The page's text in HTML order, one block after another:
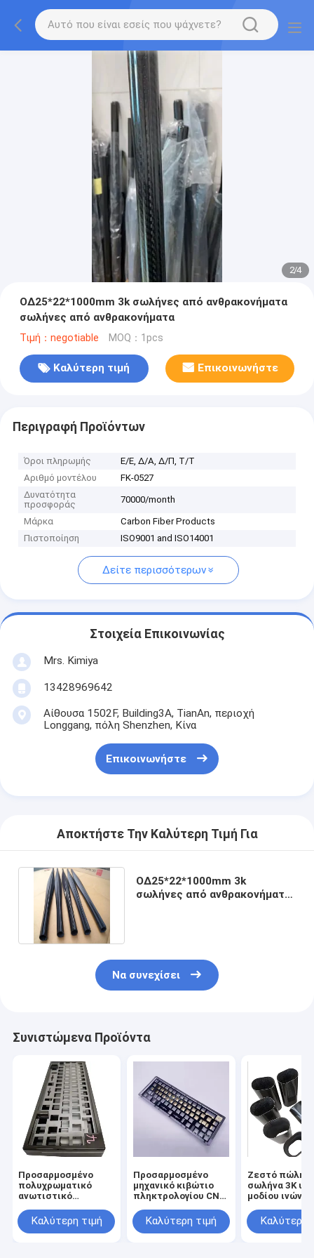
2/4
ΟΔ25*22*1000mm 3k σωλήνες από ανθρακονήματα
σωλήνες από ανθρακονήματα
Τιμή：negotiable MOQ：1pcs
Καλύτερη τιμή Επικοινωνήστε
Περιγραφή Προϊόντων
Όροι πληρωμής
Ε/Ε, Δ/Α, Δ/Π, Τ/Τ
Αριθμό μοντέλου
FK-0527
Δυνατότητα
προσφοράς
70000/month
Μάρκα
Carbon Fiber Products
Πιστοποίηση
ISO9001 and ISO14001
Δείτε περισσότερων
Στοιχεία Επικοινωνίας
Mrs. Kimiya
13428969642
Αίθουσα 1502F, Building3A, TianAn, περιοχή
Longgang, πόλη Shenzhen, Κίνα
Επικοινωνήστε
Αποκτήστε Την Καλύτερη Τιμή Για
ΟΔ25*22*1000mm 3k
σωλήνες από ανθρακονήματα
Να συνεχίσει
Συνιστώμενα Προϊόντα
Προσαρμοσμένο
πολυχρωματικό
ανωτιστικό
πληκτρολόγιο Κουτί
Πλάκα Cnc
Καλύτερη τιμή
Προσαρμοσμένο
μηχανικό κιβώτιο
πληκτρολογίου CNC
μεταλλική θήκη
αλουμινίου
Καλύτερη τιμή
Ζεστό
σωλήνα 3K
μοδίου ινών
Καλύτερη